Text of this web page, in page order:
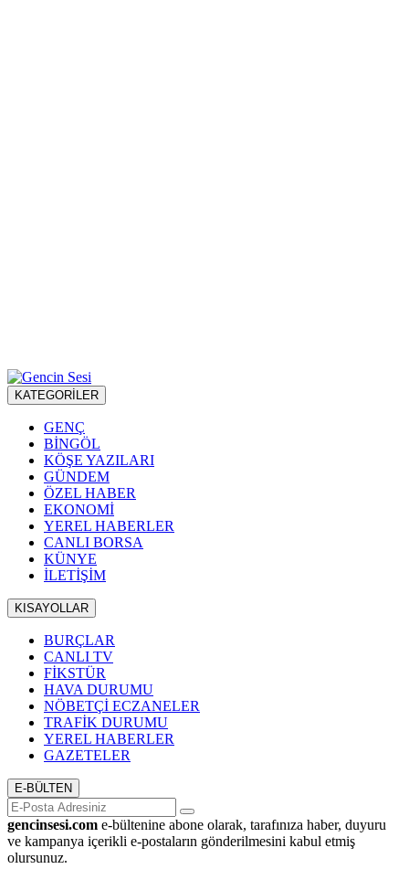
KATEGORİLER
GENÇ
BİNGÖL
KÖŞE YAZILARI
GÜNDEM
ÖZEL HABER
EKONOMİ
YEREL HABERLER
CANLI BORSA
KÜNYE
İLETİŞİM
KISAYOLLAR
BURÇLAR
CANLI TV
FİKSTÜR
HAVA DURUMU
NÖBETÇİ ECZANELER
TRAFİK DURUMU
YEREL HABERLER
GAZETELER
E-BÜLTEN
gencinsesi.com e-bültenine abone olarak, tarafınıza haber, duyuru
ve kampanya içerikli e-postaların gönderilmesini kabul etmiş
olursunuz.